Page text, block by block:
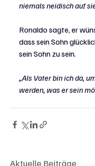
niemals neidisch auf
Ronaldo sagte, er
dass sein Sohn
sein Sohn zu sein.
„Als Vater bin ich da,
werden, was er sein
Aktuelle Beiträge